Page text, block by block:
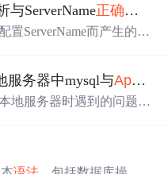
出了相应解决办法，并说
与ServerName正确配置
置ServerName而产生的no
解析，并通过apachectl co
需避免在VirtualHost内设
服务器中mysql与Apache
地服务器时遇到的问题给
决。